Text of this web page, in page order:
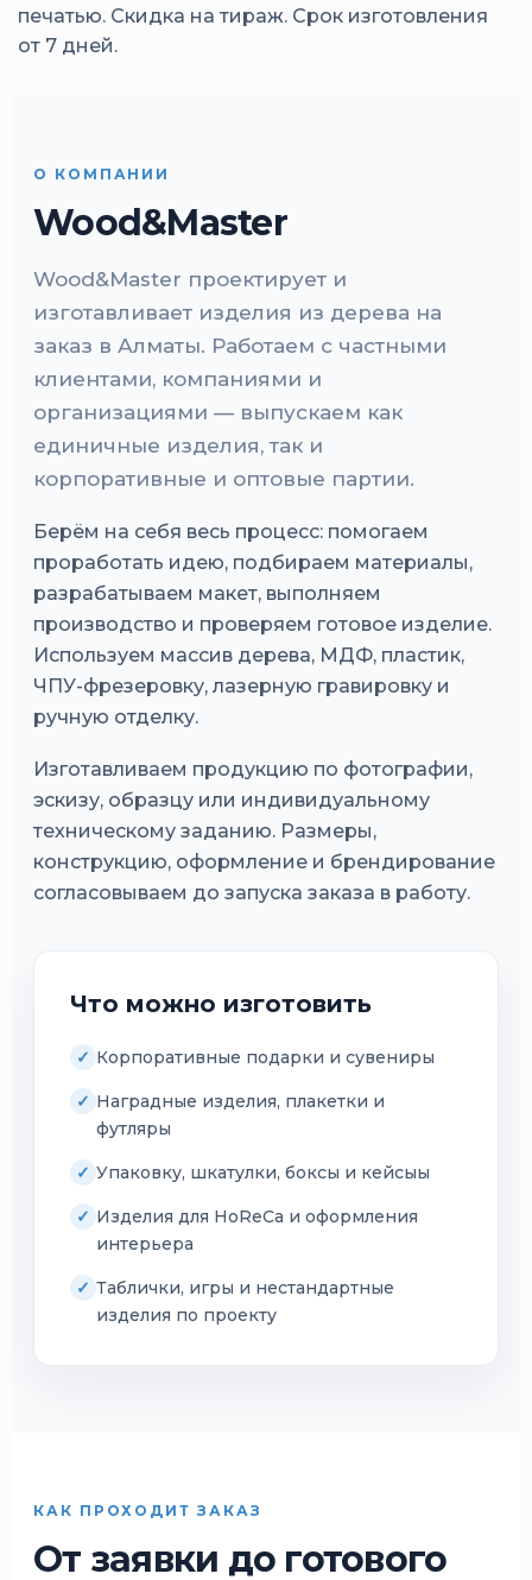
печатью. Скидка на тираж. Срок изготовления
от 7 дней.
О КОМПАНИИ
Wood&Master
Wood&Master проектирует и
изготавливает изделия из дерева на
заказ в Алматы. Работаем с частными
клиентами, компаниями и
организациями — выпускаем как
единичные изделия, так и
корпоративные и оптовые партии.
Берём на себя весь процесс: помогаем
проработать идею, подбираем материалы,
разрабатываем макет, выполняем
производство и проверяем готовое изделие.
Используем массив дерева, МДФ, пластик,
ЧПУ-фрезеровку, лазерную гравировку и
ручную отделку.
Изготавливаем продукцию по фотографии,
эскизу, образцу или индивидуальному
техническому заданию. Размеры,
конструкцию, оформление и брендирование
согласовываем до запуска заказа в работу.
Что можно изготовить
Корпоративные подарки и сувениры
Наградные изделия, плакетки и
футляры
Упаковку, шкатулки, боксы и кейсыы
Изделия для HoReCa и оформления
интерьера
Таблички, игры и нестандартные
изделия по проекту
КАК ПРОХОДИТ ЗАКАЗ
От заявки до готового